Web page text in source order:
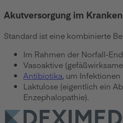
Akutversorgung im
Standard ist eine kombinierte
Im Rahmen der Norfall-
Vasoaktive
Antibiotika, um
Laktulose (eigentlich ein
Enzephalopathie).